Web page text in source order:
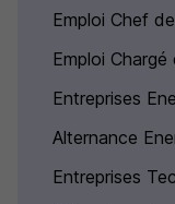
Emploi Chef
Emploi
Entreprises
Alternance
Entreprises